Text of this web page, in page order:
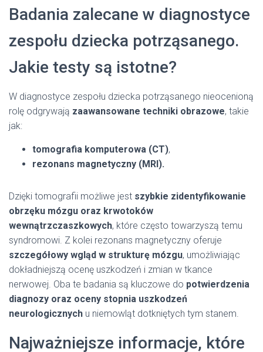
Badania zalecane w diagnostyce
zespołu dziecka potrząsanego.
Jakie testy są istotne?
W diagnostyce zespołu dziecka potrząsanego nieocenioną
rolę odgrywają zaawansowane techniki obrazowe, takie
jak:
tomografia komputerowa (CT),
rezonans magnetyczny (MRI).
Dzięki tomografii możliwe jest szybkie zidentyfikowanie
obrzęku mózgu oraz krwotoków
wewnątrzczaszkowych, które często towarzyszą temu
syndromowi. Z kolei rezonans magnetyczny oferuje
szczegółowy wgląd w strukturę mózgu, umożliwiając
dokładniejszą ocenę uszkodzeń i zmian w tkance
nerwowej. Oba te badania są kluczowe do potwierdzenia
diagnozy oraz oceny stopnia uszkodzeń
neurologicznych u niemowląt dotkniętych tym stanem.
Najważniejsze informacje, które